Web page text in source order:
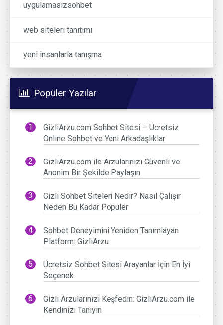
uygulamasızsohbet
web siteleri tanıtımı
yeni insanlarla tanışma
Popüler Yazılar
GizliArzu.com Sohbet Sitesi – Ücretsiz
Online Sohbet ve Yeni Arkadaşlıklar
GizliArzu.com ile Arzularınızı Güvenli ve
Anonim Bir Şekilde Paylaşın
Gizli Sohbet Siteleri Nedir? Nasıl Çalışır
Neden Bu Kadar Popüler
Sohbet Deneyimini Yeniden Tanımlayan
Platform: GizliArzu
Ücretsiz Sohbet Sitesi Arayanlar İçin En İyi
Seçenek
Gizli Arzularınızı Keşfedin: GizliArzu.com ile
Kendinizi Tanıyın